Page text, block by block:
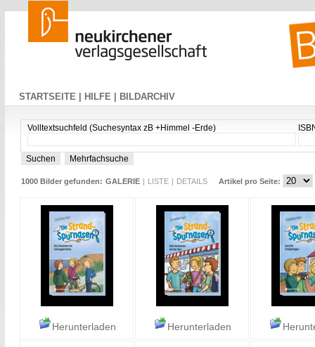
STARTSEITE | HILFE | BILDARCHIV
Volltextsuchfeld (Suchesyntax zB +Himmel -Erde)
1000 Bilder gefunden: GALERIE | LISTE | DETAILS Artikel pro Seite:
Herunterladen Herunterladen